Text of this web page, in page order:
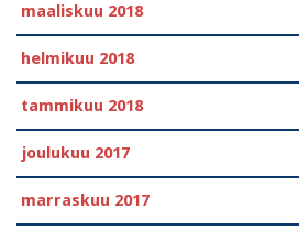
maaliskuu 2018
helmikuu 2018
tammikuu 2018
joulukuu 2017
marraskuu 2017